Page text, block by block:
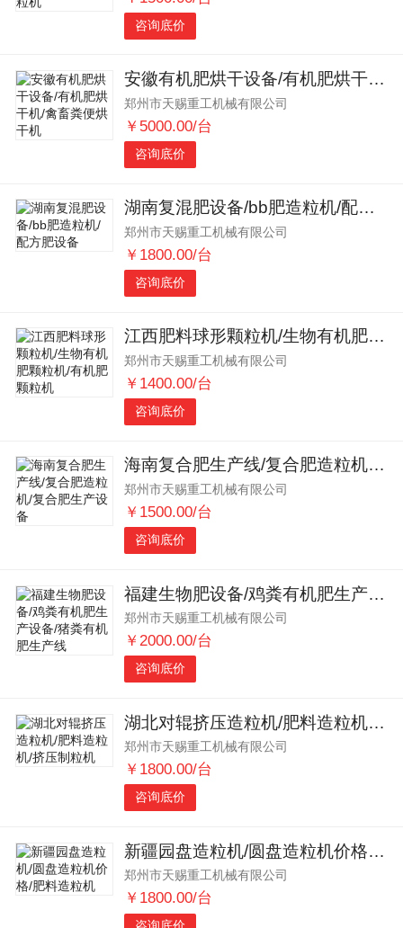
咨询底价
安徽有机肥烘干设备/有机肥烘干机/禽畜粪便烘干机
郑州市天赐重工机械有限公司
￥5000.00/台
咨询底价
湖南复混肥设备/bb肥造粒机/配方肥设备
郑州市天赐重工机械有限公司
￥1800.00/台
咨询底价
江西肥料球形颗粒机/生物有机肥颗粒机/有机肥颗粒机
郑州市天赐重工机械有限公司
￥1400.00/台
咨询底价
海南复合肥生产线/复合肥造粒机/复合肥生产设备
郑州市天赐重工机械有限公司
￥1500.00/台
咨询底价
福建生物肥设备/鸡粪有机肥生产设备/猪粪有机肥生产线
郑州市天赐重工机械有限公司
￥2000.00/台
咨询底价
湖北对辊挤压造粒机/肥料造粒机/挤压制粒机
郑州市天赐重工机械有限公司
￥1800.00/台
咨询底价
新疆园盘造粒机/圆盘造粒机价格/肥料造粒机
郑州市天赐重工机械有限公司
￥1800.00/台